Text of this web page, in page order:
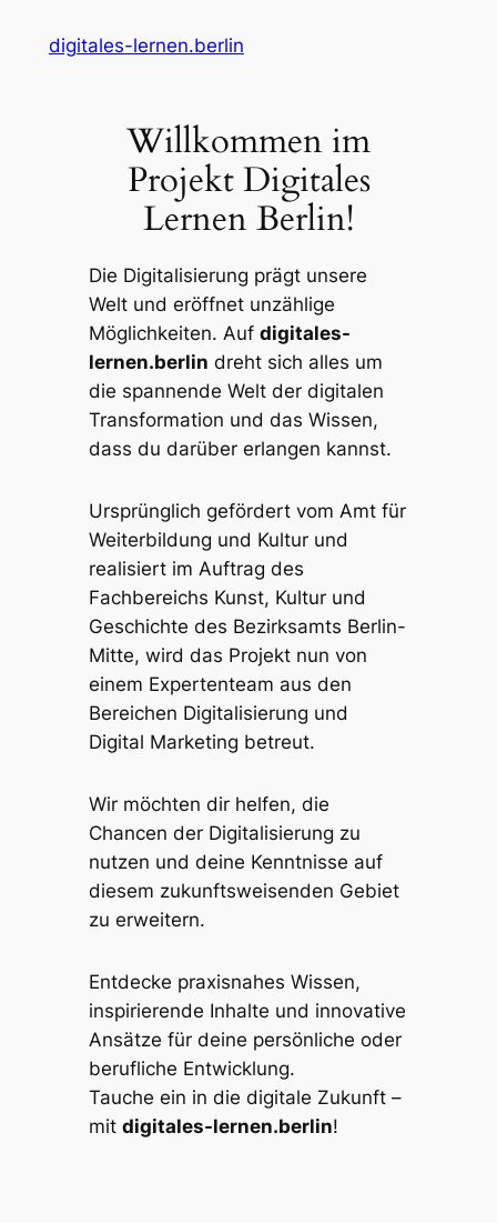
Inhaltdigitales-lernen.berlin
Willkommen im
Projekt Digitales
Lernen Berlin!
Die Digitalisierung prägt unsere
Welt und eröffnet unzählige
Möglichkeiten. Auf digitales-
lernen.berlin dreht sich alles um
die spannende Welt der digitalen
Transformation und das Wissen,
dass du darüber erlangen kannst.
Ursprünglich gefördert vom Amt für
Weiterbildung und Kultur und
realisiert im Auftrag des
Fachbereichs Kunst, Kultur und
Geschichte des Bezirksamts Berlin-
Mitte, wird das Projekt nun von
einem Expertenteam aus den
Bereichen Digitalisierung und
Digital Marketing betreut.
Wir möchten dir helfen, die
Chancen der Digitalisierung zu
nutzen und deine Kenntnisse auf
diesem zukunftsweisenden Gebiet
zu erweitern.
Entdecke praxisnahes Wissen,
inspirierende Inhalte und innovative
Ansätze für deine persönliche oder
berufliche Entwicklung.
Tauche ein in die digitale Zukunft –
mit digitales-lernen.berlin!